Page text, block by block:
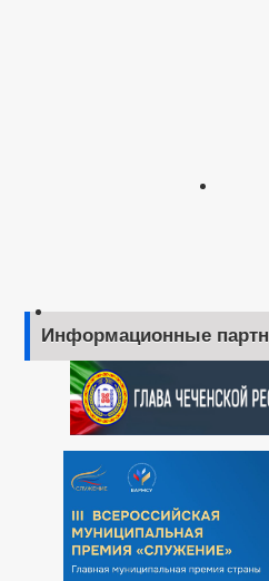
Информационные